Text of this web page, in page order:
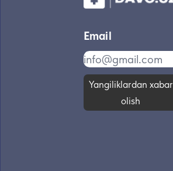
Email
Yangiliklardan xabar
olish